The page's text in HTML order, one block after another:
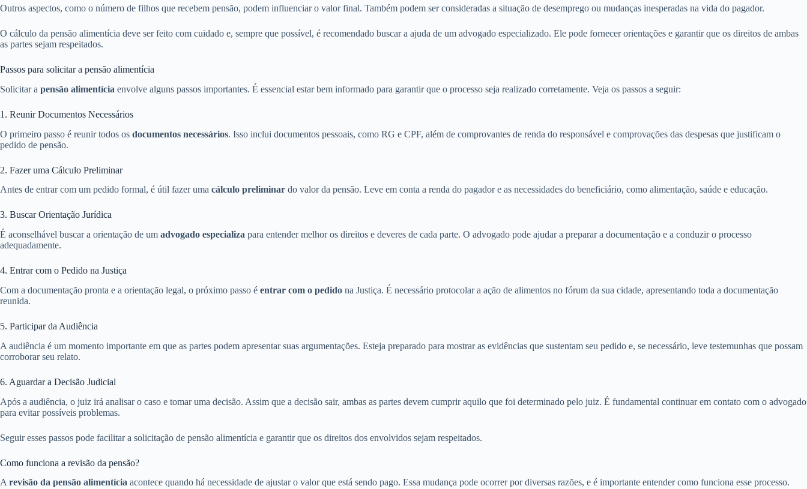
Outros aspectos, como o número de filhos que recebem pensão, podem influenciar o valor final. Também podem ser consideradas a situação de desemprego ou mudanças inesperadas na vida do pagador.
O cálculo da pensão alimentícia deve ser feito com cuidado e, sempre que possível, é recomendado buscar a ajuda de um advogado especializado. Ele pode fornecer orientações e garantir que os direitos de ambas
as partes sejam respeitados.
Passos para solicitar a pensão alimentícia
Solicitar a pensão alimentícia envolve alguns passos importantes. É essencial estar bem informado para garantir que o processo seja realizado corretamente. Veja os passos a seguir:
1. Reunir Documentos Necessários
O primeiro passo é reunir todos os documentos necessários. Isso inclui documentos pessoais, como RG e CPF, além de comprovantes de renda do responsável e comprovações das despesas que justificam o
pedido de pensão.
2. Fazer uma Cálculo Preliminar
Antes de entrar com um pedido formal, é útil fazer uma cálculo preliminar do valor da pensão. Leve em conta a renda do pagador e as necessidades do beneficiário, como alimentação, saúde e educação.
3. Buscar Orientação Jurídica
É aconselhável buscar a orientação de um advogado especializa para entender melhor os direitos e deveres de cada parte. O advogado pode ajudar a preparar a documentação e a conduzir o processo
adequadamente.
4. Entrar com o Pedido na Justiça
Com a documentação pronta e a orientação legal, o próximo passo é entrar com o pedido na Justiça. É necessário protocolar a ação de alimentos no fórum da sua cidade, apresentando toda a documentação
reunida.
5. Participar da Audiência
A audiência é um momento importante em que as partes podem apresentar suas argumentações. Esteja preparado para mostrar as evidências que sustentam seu pedido e, se necessário, leve testemunhas que possam
corroborar seu relato.
6. Aguardar a Decisão Judicial
Após a audiência, o juiz irá analisar o caso e tomar uma decisão. Assim que a decisão sair, ambas as partes devem cumprir aquilo que foi determinado pelo juiz. É fundamental continuar em contato com o advogado
para evitar possíveis problemas.
Seguir esses passos pode facilitar a solicitação de pensão alimentícia e garantir que os direitos dos envolvidos sejam respeitados.
Como funciona a revisão da pensão?
A revisão da pensão alimentícia acontece quando há necessidade de ajustar o valor que está sendo pago. Essa mudança pode ocorrer por diversas razões, e é importante entender como funciona esse processo.